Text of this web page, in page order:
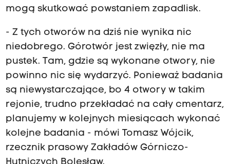
mogą skutkować powstaniem zapadlisk.
- Z tych otworów na dziś nie wynika nic
niedobrego. Górotwór jest zwięzły, nie ma
pustek. Tam, gdzie są wykonane otwory, nie
powinno nic się wydarzyć. Ponieważ badania
są niewystarczające, bo 4 otwory w takim
rejonie, trudno przekładać na cały cmentarz,
planujemy w kolejnych miesiącach wykonać
kolejne badania - mówi Tomasz Wójcik,
rzecznik prasowy Zakładów Górniczo-